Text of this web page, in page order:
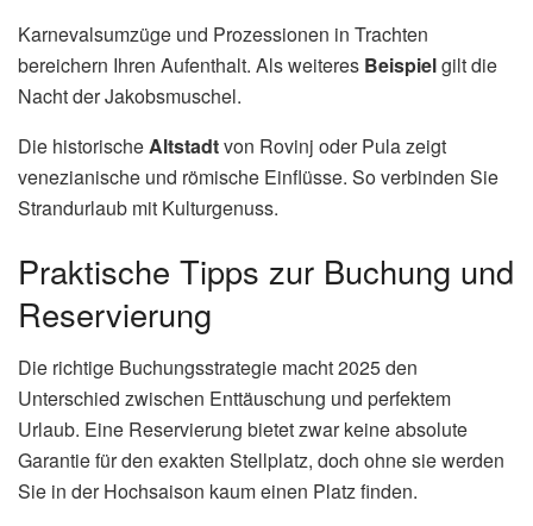
Karnevalsumzüge und Prozessionen in Trachten
bereichern Ihren Aufenthalt. Als weiteres Beispielgilt die
Nacht der Jakobsmuschel.
Die historische Altstadtvon Rovinj oder Pula zeigt
venezianische und römische Einflüsse. So verbinden Sie
Strandurlaub mit Kulturgenuss.
Praktische Tipps zur Buchung und
Reservierung
Die richtige Buchungsstrategie macht 2025 den
Unterschied zwischen Enttäuschung und perfektem
Urlaub. Eine Reservierung bietet zwar keine absolute
Garantie für den exakten Stellplatz, doch ohne sie werden
Sie in der Hochsaison kaum einen Platz finden.